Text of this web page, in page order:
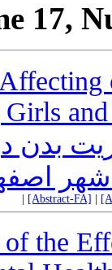
17,
Girls
بدن
شهر
[Abstract-FA]
the